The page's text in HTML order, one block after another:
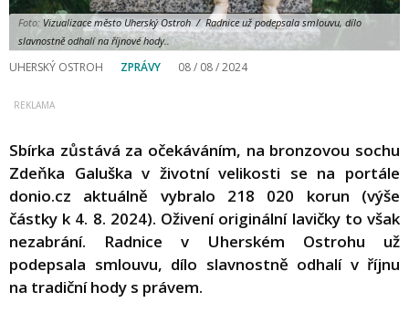
Foto: Vizualizace město Uherský Ostroh / Radnice už podepsala smlouvu, dílo
slavnostně odhalí na říjnové hody..
UHERSKÝ OSTROH ZPRÁVY 08 / 08 / 2024
Sbírka zůstává za očekáváním, na bronzovou sochu
Zdeňka Galuška v životní velikosti se na portále
donio.cz aktuálně vybralo 218 020 korun (výše
částky k 4. 8. 2024). Oživení originální lavičky to však
nezabrání. Radnice v Uherském Ostrohu už
podepsala smlouvu, dílo slavnostně odhalí v říjnu
na tradiční hody s právem.